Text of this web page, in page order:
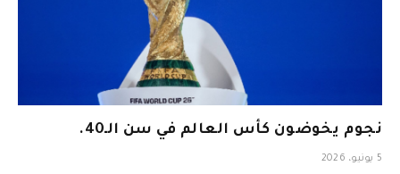
نجوم يخوضون كأس العالم في سن الـ40.
5 يونيو، 2026